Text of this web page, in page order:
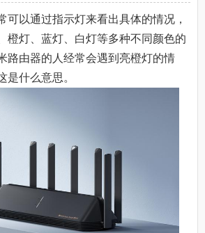
可以通过指示灯来看出具体的情况，
橙灯、蓝灯、白灯等多种不同颜色的
路由器的人经常会遇到亮橙灯的情
是什么意思。